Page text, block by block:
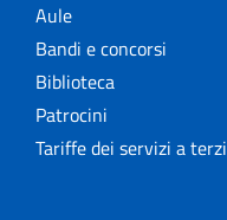
Aule
Bandi e concorsi
Biblioteca
Patrocini
Tariffe dei servizi a terzi